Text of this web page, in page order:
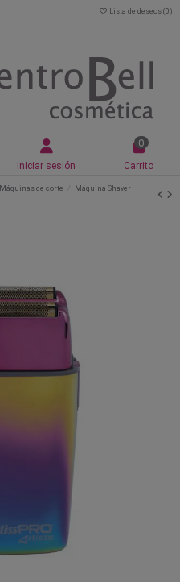
Lista de deseos (0 )
Iniciar sesión
0
Carrito
Máquinas de corte
Máquina Shaver